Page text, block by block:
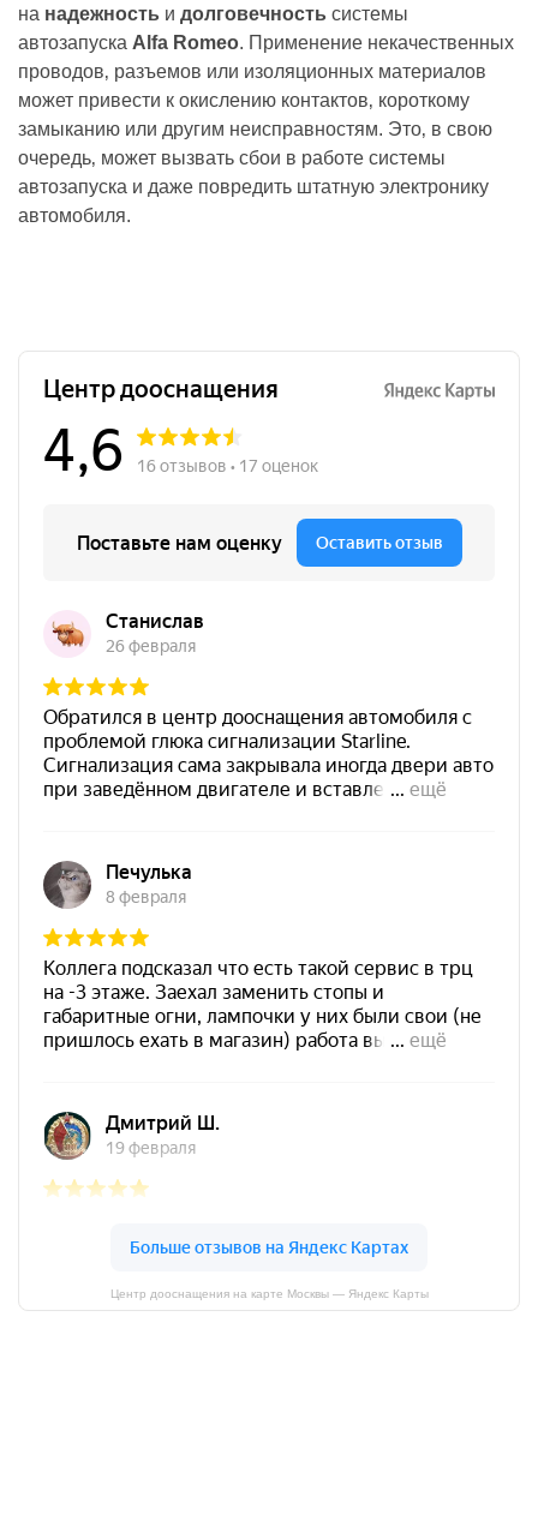
на надежность и долговечность системы
автозапуска Alfa Romeo. Применение некачественных
проводов‚ разъемов или изоляционных материалов
может привести к окислению контактов‚ короткому
замыканию или другим неисправностям. Это‚ в свою
очередь‚ может вызвать сбои в работе системы
автозапуска и даже повредить штатную электронику
автомобиля.
Центр дооснащения на карте Москвы — Яндекс Карты